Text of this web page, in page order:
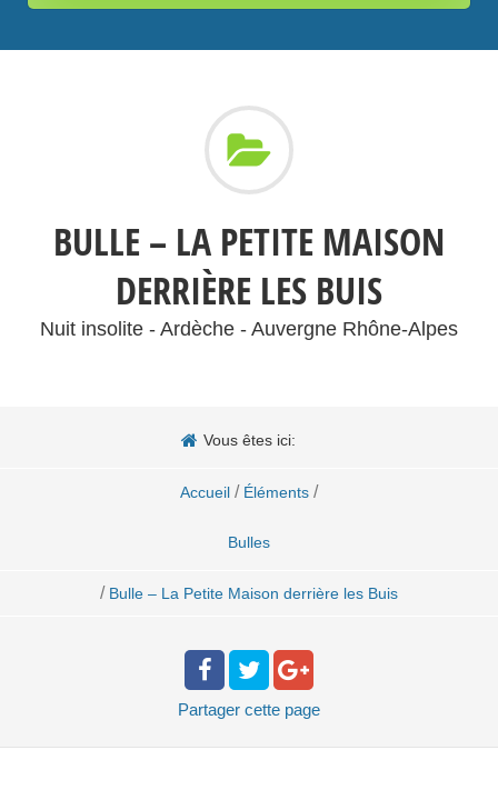
BULLE – LA PETITE MAISON
DERRIÈRE LES BUIS
Nuit insolite - Ardèche - Auvergne Rhône-Alpes
Vous êtes ici:
Accueil / Éléments /
Bulles
/ Bulle – La Petite Maison derrière les Buis
Partager cette page